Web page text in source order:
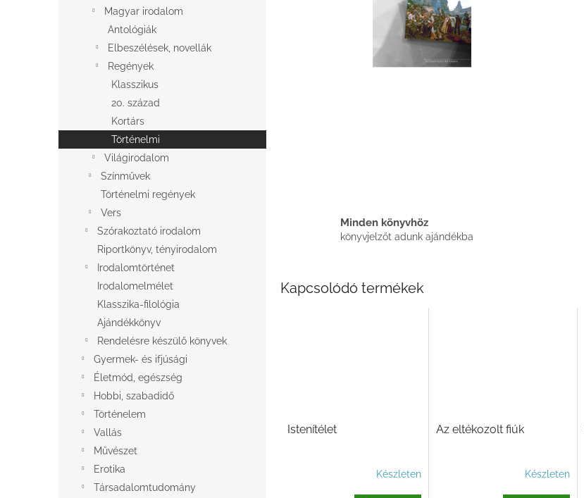
Magyar irodalom
Antológiák
Elbeszélések, novellák
Regények
Klasszikus
20. század
Kortárs
Történelmi
Világirodalom
Színművek
Történelmi regények
Vers
Szórakoztató irodalom
Riportkönyv, tényirodalom
Irodalomtörténet
Irodalomelmélet
Klasszika-filológia
Ajándékkönyv
Rendelésre készülő könyvek
Gyermek- és ifjúsági
Életmód, egészség
Hobbi, szabadidő
Történelem
Vallás
Művészet
Erotika
Társadalomtudomány
Minden könyvhöz
könyvjelzőt adunk ajándékba
Kapcsolódó termékek
Istenítélet
Készleten
Az eltékozolt fiúk
Készleten